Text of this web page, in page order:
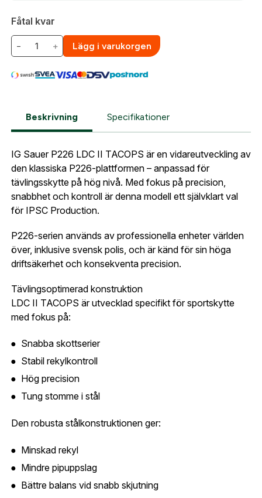
Detta är ett licenspliktigt vara. Efter genomfört köp
krävs en godkänd licensansökan från
Polismyndigheten innan vapnet kan levereras. När
med licensansökan och hanterar processen
Fåtal kvar
− + Lägg i varukorgen
Beskrivning Specifikationer
IG Sauer P226 LDC II TACOPS är en vidareutveckling av
den klassiska P226-plattformen – anpassad för
tävlingsskytte på hög nivå. Med fokus på precision,
snabbhet och kontroll är denna modell ett självklart val
för IPSC Production.
P226-serien används av professionella enheter världen
över, inklusive svensk polis, och är känd för sin höga
driftsäkerhet och konsekventa precision.
Tävlingsoptimerad konstruktion
LDC II TACOPS är utvecklad specifikt för sportskytte
med fokus på:
Snabba skottserier
Stabil rekylkontroll
Hög precision
Tung stomme i stål
Den robusta stålkonstruktionen ger:
Minskad rekyl
Mindre pipuppslag
Bättre balans vid snabb skjutning
Logga in
fakturabetalning och tillgång till orderhistorik.
automatiskt enligt dina inställningar.
E-postadress:*
Lösenord:*
Glömt lösenord?
Är du företag eller förening?
översikt över dina beställningar och sparade
Är du en förening eller ett företag? Kontakta
oss så hjälper vi dig att skapa ett konto.
skapat. I vår FAQ hittar du svar på de vanligaste
frågorna gällande Mitt konto.
Företag- eller Föreningsnamn:
Org. nummer
Leverans & fakturaadress
Gatuadress: *
Postnummer:*
Ort:*
Telefon:*
E-post:* (kommer bli ditt användarnamn)
Fyll i din e-post adress nedan så kontaktar vi dig
sortiment.
Sig Sauer P226 LCD II 9x19mm TACOPS
integritetspolicyn
Bevaka